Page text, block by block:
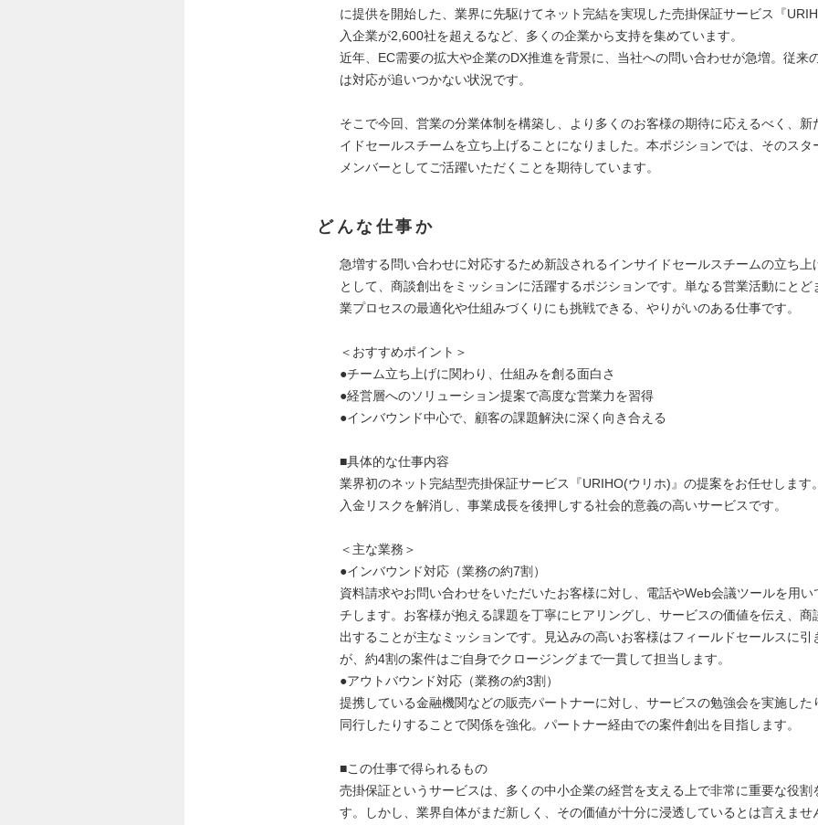
に提供を開始した、業界に先駆けてネット完結を実現した売掛保証サービス『
入企業が2,600社を超えるなど、多くの企業から支持を集めています。
近年、EC需要の拡大や企業のDX推進を背景に、当社への問い合わせが急増。従来
は対応が追いつかない状況です。
そこで今回、営業の分業体制を構築し、より多くのお客様の期待に応えるべく、新
イドセールスチームを立ち上げることになりました。本ポジションでは、そのスタ
メンバーとしてご活躍いただくことを期待しています。
どんな仕事か
急増する問い合わせに対応するため新設されるインサイドセールスチームの立ち上
として、商談創出をミッションに活躍するポジションです。単なる営業活動にとど
業プロセスの最適化や仕組みづくりにも挑戦できる、やりがいのある仕事です。
＜おすすめポイント＞
●チーム立ち上げに関わり、仕組みを創る面白さ
●経営層へのソリューション提案で高度な営業力を習得
●インバウンド中心で、顧客の課題解決に深く向き合える
■具体的な仕事内容
業界初のネット完結型売掛保証サービス『URIHO(ウリホ)』の提案をお任せします
入金リスクを解消し、事業成長を後押しする社会的意義の高いサービスです。
＜主な業務＞
●インバウンド対応（業務の約7割）
資料請求やお問い合わせをいただいたお客様に対し、電話やWeb会議ツールを用い
チします。お客様が抱える課題を丁寧にヒアリングし、サービスの価値を伝え、商
出することが主なミッションです。見込みの高いお客様はフィールドセールスに引
が、約4割の案件はご自身でクロージングまで一貫して担当します。
●アウトバウンド対応（業務の約3割）
提携している金融機関などの販売パートナーに対し、サービスの勉強会を実施した
同行したりすることで関係を強化。パートナー経由での案件創出を目指します。
■この仕事で得られるもの
売掛保証というサービスは、多くの中小企業の経営を支える上で非常に重要な役割
す。しかし、業界自体がまだ新しく、その価値が十分に浸透しているとは言えませ